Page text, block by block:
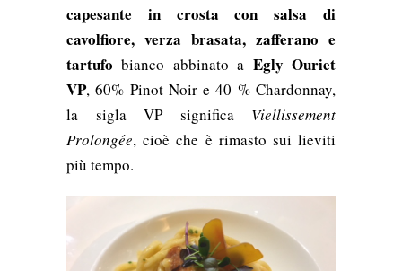
capesante in crosta con salsa di
cavolfiore, verza brasata, zafferano e
tartufo bianco abbinato a Egly Ouriet
VP, 60% Pinot Noir e 40 % Chardonnay,
la sigla VP significa Viellissement
Prolongée, cioè che è rimasto sui lieviti
più tempo.